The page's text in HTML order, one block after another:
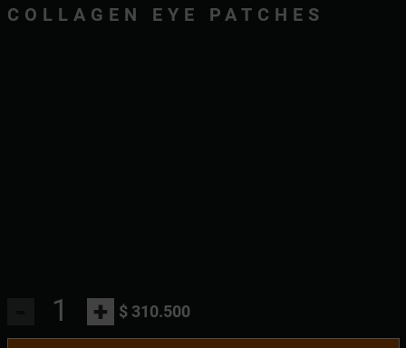
COLLAGEN EYE PATCHES
+ $ 310.500